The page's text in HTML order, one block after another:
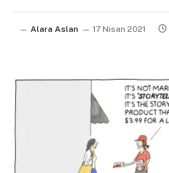
Alara Aslan 17 Nisan 2021